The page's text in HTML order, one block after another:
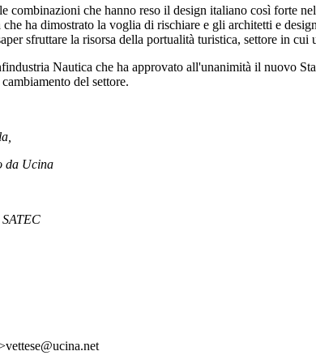
che hanno reso il design italiano così forte
ha dimostrato la voglia di rischiare e gli architetti e
sfruttare la risorsa della portualità turistica, settore in cui
Nautica che ha approvato all'unanimità il nuovo
del settore.
da Ucina